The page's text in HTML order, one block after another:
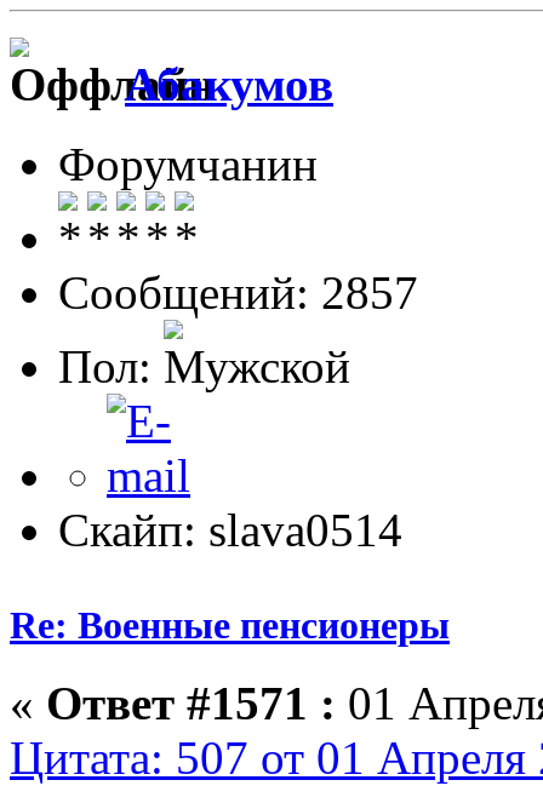
Абакумов
Форумчанин
Сообщений: 2857
Пол:
Скайп: slava0514
Re: Военные пенсионеры
« Ответ #1571 : 01
Цитата: 507 от 01